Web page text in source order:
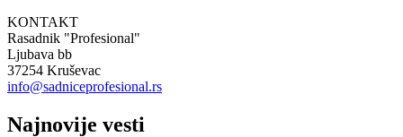
KONTAKT
Rasadnik "Profesional"
Ljubava bb
37254 Kruševac
info@sadniceprofesional.rs
Najnovije vesti